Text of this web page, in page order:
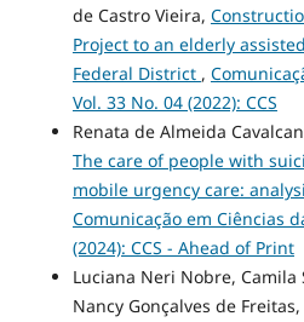
de Castro Vieira,
Project to an elderly
Federal District ,
Vol. 33 No. 04 (2022): CCS
Renata de Almeida
The care of people with
mobile urgency care:
Comunicação em Ciências
(2024): CCS - Ahead of Print
Luciana Neri Nobre, Camila
Nancy Gonçalves de